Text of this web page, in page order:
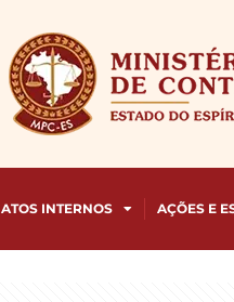
ATOS INTERNOS AÇÕES E